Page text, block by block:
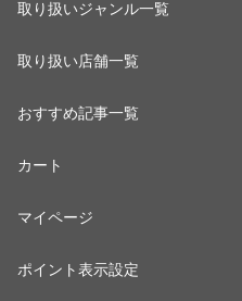
取り扱いジャンル一覧
取り扱い店舗一覧
おすすめ記事一覧
カート
マイページ
ポイント表示設定